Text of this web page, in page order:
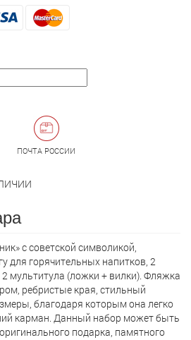
ПОЧТА РОССИИ
с советской символикой,
для горячительных напитков, 2
мультитула (ложки + вилки). Фляжка
ребристые края, стильный
благодаря которым она легко
карман. Данный набор может быть
подарка, памятного